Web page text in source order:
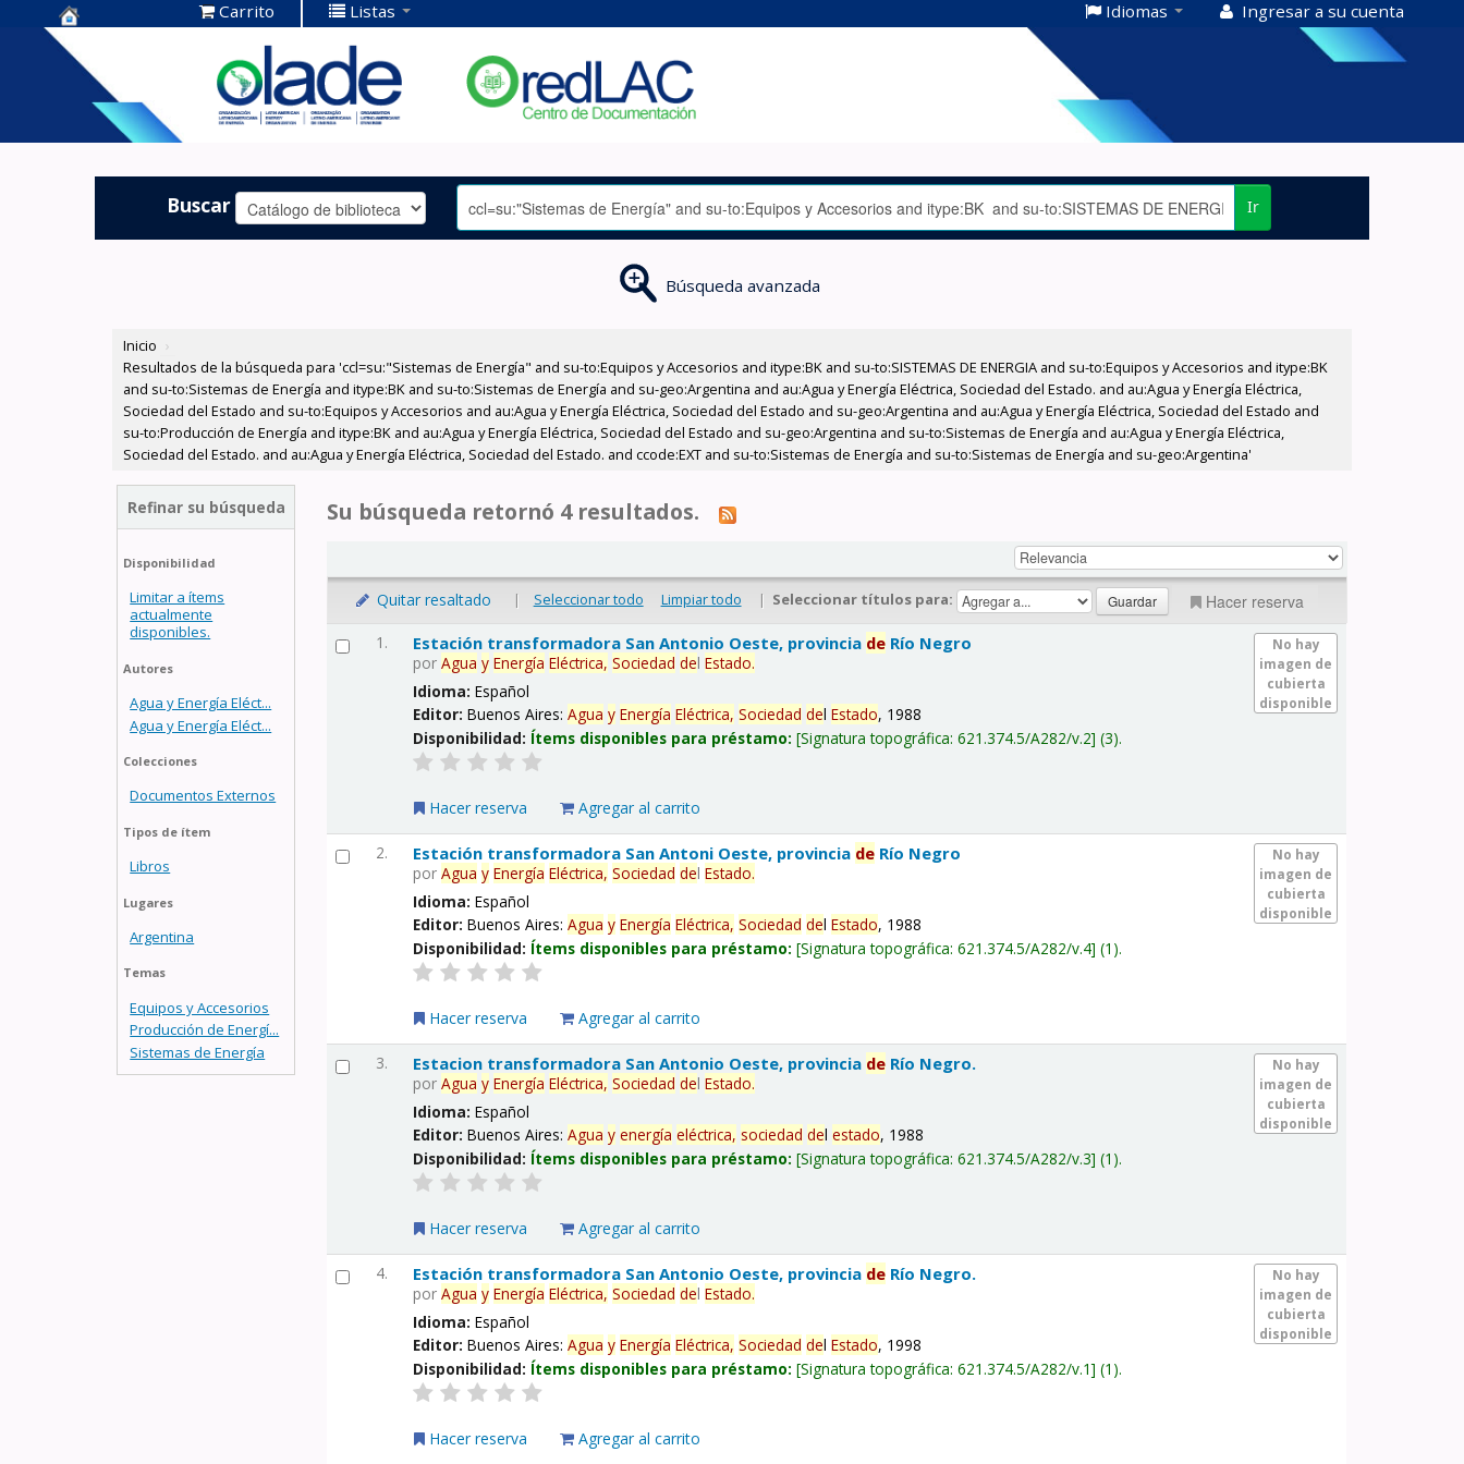
Centro de
Documentación
OLADE -
Carrito Listas Idiomas Ingresar a su cuenta
Buscar Ir
Búsqueda avanzada
Inicio ›
Resultados de la búsqueda para 'ccl=su:"Sistemas de Energía" and su-to:Equipos y Accesorios and itype:BK and su-to:SISTEMAS DE ENERGIA and su-to:Equipos y Accesorios and itype:BK
and su-to:Sistemas de Energía and itype:BK and su-to:Sistemas de Energía and su-geo:Argentina and au:Agua y Energía Eléctrica, Sociedad del Estado. and au:Agua y Energía Eléctrica,
Sociedad del Estado and su-to:Equipos y Accesorios and au:Agua y Energía Eléctrica, Sociedad del Estado and su-geo:Argentina and au:Agua y Energía Eléctrica, Sociedad del Estado and
su-to:Producción de Energía and itype:BK and au:Agua y Energía Eléctrica, Sociedad del Estado and su-geo:Argentina and su-to:Sistemas de Energía and au:Agua y Energía Eléctrica,
Sociedad del Estado. and au:Agua y Energía Eléctrica, Sociedad del Estado. and ccode:EXT and su-to:Sistemas de Energía and su-to:Sistemas de Energía and su-geo:Argentina'
Refinar su búsqueda
Disponibilidad
Limitar a ítems
actualmente
disponibles.
Autores
Agua y Energía Eléct...
Agua y Energía Eléct...
Colecciones
Documentos Externos
Tipos de ítem
Libros
Lugares
Argentina
Temas
Equipos y Accesorios
Producción de Energí...
Sistemas de Energía
Su búsqueda retornó 4 resultados.
Quitar resaltado | Seleccionar todo Limpiar todo | Seleccionar títulos para: Hacer reserva
1.
No hay
imagen de
cubierta
disponible
Estación transformadora San Antonio Oeste, provincia de Río Negro
porAgua y Energía Eléctrica, Sociedad delEstado.
Idioma:Español
Editor:Buenos Aires:Agua y Energía Eléctrica, Sociedad delEstado, 1988
Disponibilidad: Ítems disponibles para préstamo: Signatura topográfica:621.374.5/A282/v.2 (3).
Hacer reserva Agregar al carrito
2.
No hay
imagen de
cubierta
disponible
Estación transformadora San Antoni Oeste, provincia de Río Negro
porAgua y Energía Eléctrica, Sociedad delEstado.
Idioma:Español
Editor:Buenos Aires:Agua y Energía Eléctrica, Sociedad delEstado, 1988
Disponibilidad: Ítems disponibles para préstamo: Signatura topográfica:621.374.5/A282/v.4 (1).
Hacer reserva Agregar al carrito
3.
No hay
imagen de
cubierta
disponible
Estacion transformadora San Antonio Oeste, provincia de Río Negro.
porAgua y Energía Eléctrica, Sociedad delEstado.
Idioma:Español
Editor:Buenos Aires:Agua y energía eléctrica, sociedad delestado, 1988
Disponibilidad: Ítems disponibles para préstamo: Signatura topográfica:621.374.5/A282/v.3 (1).
Hacer reserva Agregar al carrito
4.
No hay
imagen de
cubierta
disponible
Estación transformadora San Antonio Oeste, provincia de Río Negro.
porAgua y Energía Eléctrica, Sociedad delEstado.
Idioma:Español
Editor:Buenos Aires:Agua y Energía Eléctrica, Sociedad delEstado, 1998
Disponibilidad: Ítems disponibles para préstamo: Signatura topográfica:621.374.5/A282/v.1 (1).
Hacer reserva Agregar al carrito